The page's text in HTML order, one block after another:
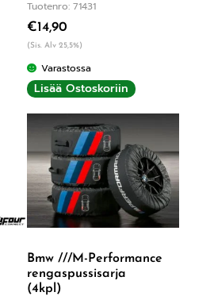
Tuotenro: 71431
€14,90
(Sis. Alv 25,5%)
Varastossa
Lisää Ostoskoriin
Bmw ///M-Performance
rengaspussisarja
(4kpl)